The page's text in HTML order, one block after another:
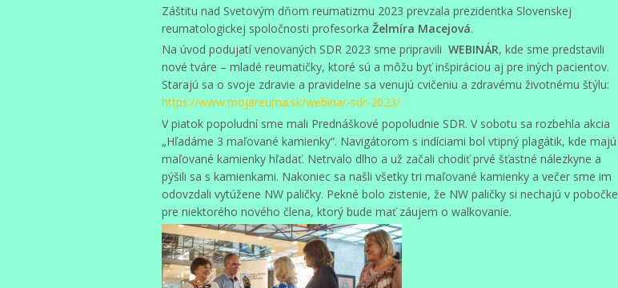
Záštitu nad Svetovým dňom reumatizmu 2023 prevzala prezidentka Slovenskej
reumatologickej spoločnosti profesorka Želmíra Macejová.
Na úvod podujatí venovaných SDR 2023 sme pripravili WEBINÁR, kde sme predstavili
nové tváre – mladé reumatičky, ktoré sú a môžu byť inšpiráciou aj pre iných pacientov.
Starajú sa o svoje zdravie a pravidelne sa venujú cvičeniu a zdravému životnému štýlu:
https://www.mojareuma.sk/webinar-sdr-2023/
V piatok popoludní sme mali Prednáškové popoludnie SDR. V sobotu sa rozbehla akcia
„Hľadáme 3 maľované kamienky“. Navigátorom s indíciami bol vtipný plagátik, kde majú
maľované kamienky hľadať. Netrvalo dlho a už začali chodiť prvé šťastné nálezkyne a
pýšili sa s kamienkami. Nakoniec sa našli všetky tri maľované kamienky a večer sme im
odovzdali vytúžene NW paličky. Pekné bolo zistenie, že NW paličky si nechajú v pobočke
pre niektorého nového člena, ktorý bude mať záujem o walkovanie.